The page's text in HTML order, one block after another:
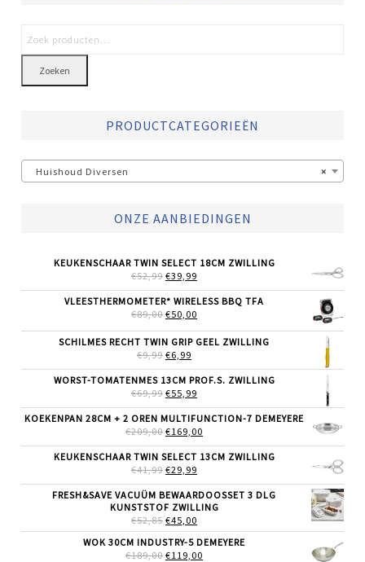
Zoeken
PRODUCTCATEGORIEËN
×
Huishoud Diversen
ONZE AANBIEDINGEN
KEUKENSCHAAR TWIN SELECT 18CM ZWILLING
€52,99 OORSPRONKELIJKE
WAS:
€52,99.
€39,99
IS:
VLEESTHERMOMETER* WIRELESS BBQ TFA
€89,00 OORSPRONKELIJKE
WAS:
€89,00.
€50,00
IS:
€50,00.
SCHILMES RECHT TWIN GRIP GEEL ZWILLING
€9,99 OORSPRONKELIJKE
WAS:
€9,99.
€6,99
IS:
€6,99.
WORST-TOMATENMES 13CM PROF.S. ZWILLING
€69,99 OORSPRONKELIJKE
WAS:
€69,99.
€55,99
IS:
€55,99.
KOEKENPAN 28CM + 2 OREN MULTIFUNCTION-7 DEMEYERE
€209,00 OORSPRONKELIJKE
WAS:
€209,00.
€169,00
IS:
KEUKENSCHAAR TWIN SELECT 13CM ZWILLING
€41,99 OORSPRONKELIJKE
WAS:
€41,99.
€29,99
IS:
€29,99.
FRESH&SAVE VACUÜM BEWAARDOOSSET 3 DLG
KUNSTSTOF ZWILLING
€52,85 OORSPRONKELIJKE
PRIJS
WAS:
€52,85.
€45,00
PRIJS
IS:
€45,00.
WOK 30CM INDUSTRY-5 DEMEYERE
€189,00 OORSPRONKELIJKE
€119,00